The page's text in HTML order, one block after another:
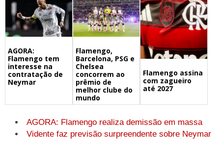
AGORA:
Flamengo tem
interesse na
contratação de
Neymar
Flamengo,
Barcelona, PSG e
Chelsea
concorrem ao
prêmio de
melhor clube do
mundo
Flamengo assina
com zagueiro
até 2027
AGORA: Flamengo realiza demissão em massa
Vidente faz previsão surpreendente sobre Neymar